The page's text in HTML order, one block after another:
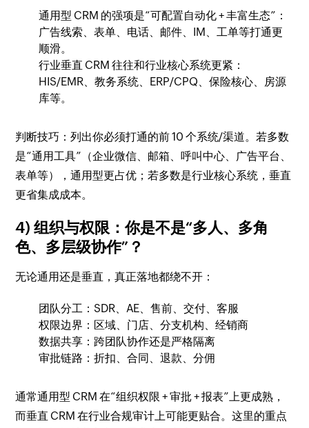
通用型 CRM 的强项是“可配置自动化 + 丰富生态”：
广告线索、表单、电话、邮件、IM、工单等打通更
顺滑。
行业垂直 CRM 往往和行业核心系统更紧：
HIS/EMR、教务系统、ERP/CPQ、保险核心、房源
库等。
判断技巧：列出你必须打通的前 10 个系统/渠道。若多数
是“通用工具”（企业微信、邮箱、呼叫中心、广告平台、
表单等），通用型更占优；若多数是行业核心系统，垂直
更省集成成本。
4) 组织与权限：你是不是“多人、多角
色、多层级协作”？
无论通用还是垂直，真正落地都绕不开：
团队分工：SDR、AE、售前、交付、客服
权限边界：区域、门店、分支机构、经销商
数据共享：跨团队协作还是严格隔离
审批链路：折扣、合同、退款、分佣
通常通用型 CRM 在“组织权限 + 审批 + 报表”上更成熟，
而垂直 CRM 在行业合规审计上可能更贴合。这里的重点